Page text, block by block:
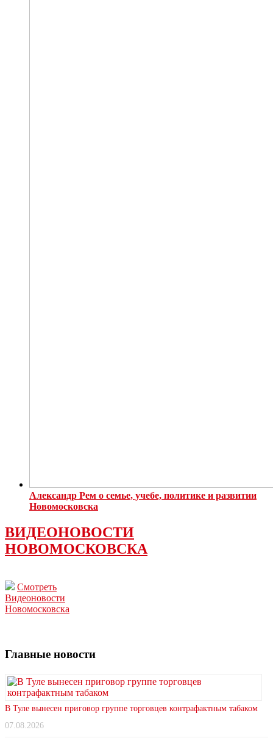
Александр Рем о семье, учебе, политике и развитии
Новомосковска
ВИДЕОНОВОСТИ
НОВОМОСКОВСКА
Смотреть
Видеоновости
Новомосковска
Главные новости
В Туле вынесен приговор группе торговцев контрафактным табаком
07.08.2026